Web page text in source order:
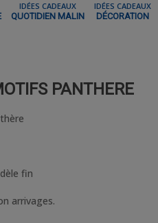
IDÉES CADEAUX
QUOTIDIEN MALIN
IDÉES CADEAUX
DÉCORATION
PANTHERE
fin
arrivages.